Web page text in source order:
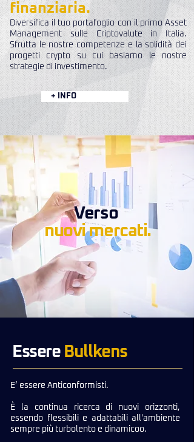
finanziaria.
Diversifica il tuo portafoglio con il primo Asset
Management sulle Criptovalute in Italia.
Sfrutta le nostre competenze e la solidità dei
progetti crypto su cui basiamo le nostre
strategie di investimento.
+ INFO
Verso
nuovi mercati.
EssereBullkens
E’ essere Anticonformisti.
È la continua ricerca di nuovi orizzonti,
essendo flessibili e adattabili all'ambiente
sempre più turbolento e dinamicoo.